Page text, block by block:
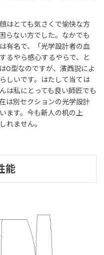
はとても気さくで愉快な方
らない方でした。なかでも
有名で、「光学設計者の血
るやら感心するやらで、と
O型なのですが、濱西説によ
しいです。はたして当ては
は私にとっても良い師匠でも
は別セクションの光学設計
ます。今も新人の机の上
れません。
能